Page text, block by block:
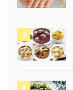
3
4